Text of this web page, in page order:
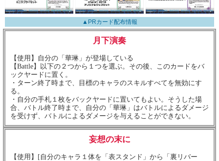
▲PRカード配布情報
月下演奏
【使用】自分の「華琳」が登場している
【Battle】以下の２つから１つを選ぶ。その後、このカードをバ
ックヤードに置く。
・ターン終了時まで、目標のキャラのスキルすべてを無効にす
る。
・自分の手札１枚をバックヤードに置いてもよい。そうした場
合、バトル終了時まで、自分の「華琳」はバトルによるダメージ
を受けず、バトルによるダメージを与えることができない。
妄想の末に
【使用】[自分のキャラ１体を「表スタンド」から「裏リバー